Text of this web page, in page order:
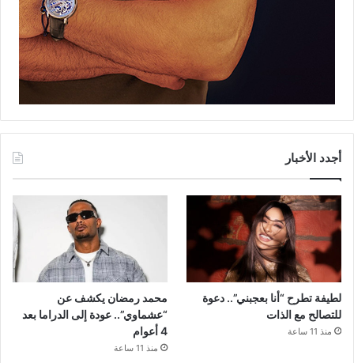
أجدد الأخبار
لطيفة تطرح “أنا بعجبني”.. دعوة
للتصالح مع الذات
منذ 11 ساعة
محمد رمضان يكشف عن
“عشماوي”.. عودة إلى الدراما بعد
4 أعوام
منذ 11 ساعة